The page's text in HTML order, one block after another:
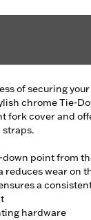
of securing
chrome Tie-
fork cover and
point from
reduces wear on
a
hardware